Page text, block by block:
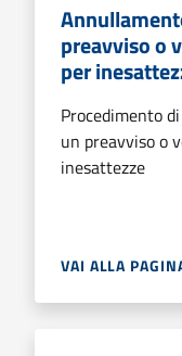
preavviso o
per
Procedimento
un preavviso o
inesattezze
VAI ALLA